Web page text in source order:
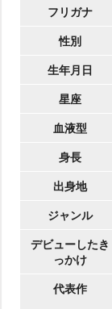
フリガナ
性別
生年月日
星座
血液型
身長
出身地
ジャンル
デビューしたき
っかけ
代表作